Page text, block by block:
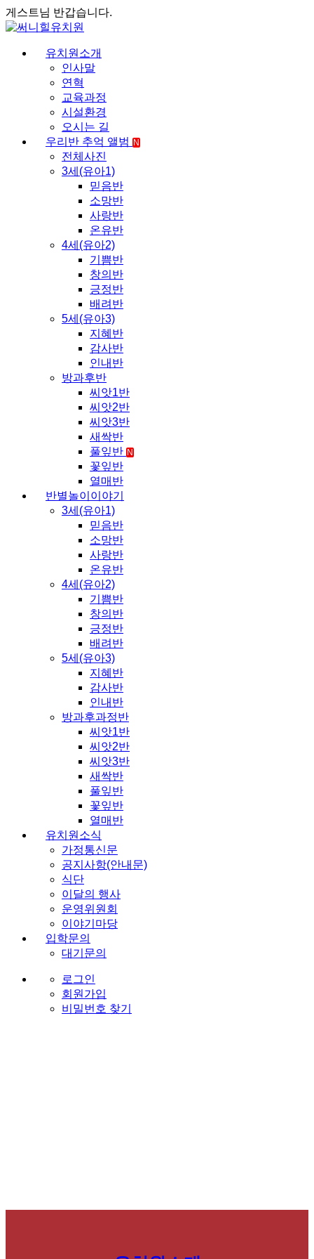
게스트님 반갑습니다.
유치원소개
인사말
연혁
교육과정
시설환경
오시는 길
우리반 추억 앨범
N
전체사진
3세(유아1)
믿음반
소망반
사랑반
온유반
4세(유아2)
기쁨반
창의반
긍정반
배려반
5세(유아3)
지혜반
감사반
인내반
방과후반
씨앗1반
씨앗2반
씨앗3반
새싹반
풀잎반 N
꽃잎반
열매반
반별놀이이야기
3세(유아1)
믿음반
소망반
사랑반
온유반
4세(유아2)
기쁨반
창의반
긍정반
배려반
5세(유아3)
지혜반
감사반
인내반
방과후과정반
씨앗1반
씨앗2반
씨앗3반
새싹반
풀잎반
꽃잎반
열매반
유치원소식
가정통신문
공지사항(안내문)
식단
이달의 행사
운영위원회
이야기마당
입학문의
대기문의
로그인
회원가입
비밀번호 찾기